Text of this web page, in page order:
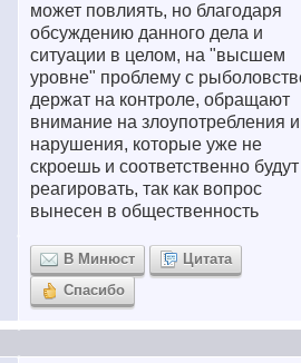
может повлиять, но благодаря
обсуждению данного дела и
ситуации в целом, на "высшем
уровне" проблему с
держат на контроле, обращают
внимание на злоупотребления и
нарушения, которые уже не
скроешь и соответственно будут
реагировать, так как вопрос
вынесен в общественность
В Минюст
Цитата
Спасибо